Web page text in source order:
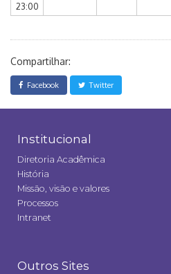
23:00
Compartilhar:
Facebook Twitter
Institucional
Diretoria Acadêmica
História
Missão, visão e valores
Processos
Intranet
Outros Sites